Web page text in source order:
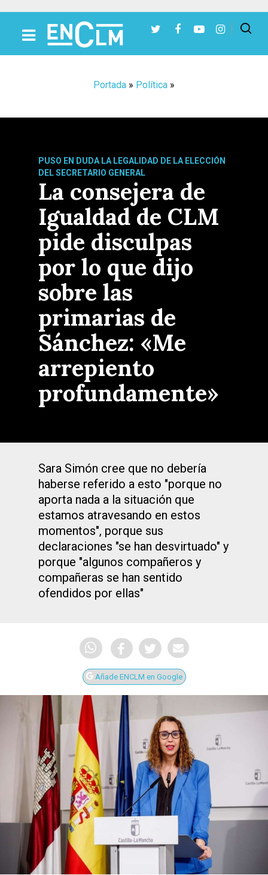
Portada » Política »
PUSO EN DUDA LA LEGALIDAD DE LA ELECCIÓN
DEL SECRETARIO GENERAL
La consejera de
Igualdad de CLM
pide disculpas
por lo que dijo
sobre las
primarias de
Sánchez: «Me
arrepiento
profundamente»
Sara Simón cree que no debería
haberse referido a esto "porque no
aporta nada a la situación que
estamos atravesando en estos
momentos", porque sus
declaraciones "se han desvirtuado" y
porque "algunos compañeros y
compañeras se han sentido
ofendidos por ellas"
Añade ENCLM en Google